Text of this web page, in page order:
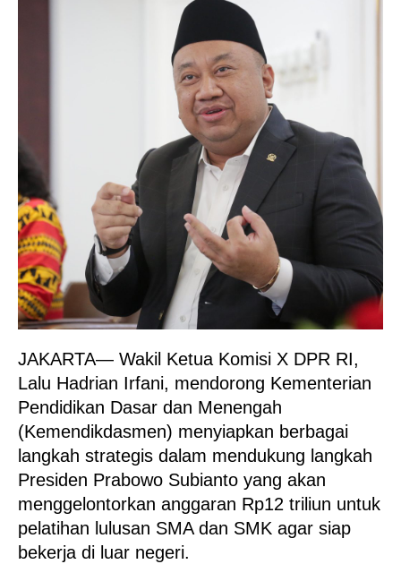
JAKARTA— Wakil Ketua Komisi X DPR RI,
Lalu Hadrian Irfani, mendorong Kementerian
Pendidikan Dasar dan Menengah
(Kemendikdasmen) menyiapkan berbagai
langkah strategis dalam mendukung langkah
Presiden Prabowo Subianto yang akan
menggelontorkan anggaran Rp12 triliun untuk
pelatihan lulusan SMA dan SMK agar siap
bekerja di luar negeri.